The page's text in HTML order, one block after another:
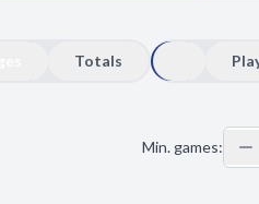
Totals
Min. games: